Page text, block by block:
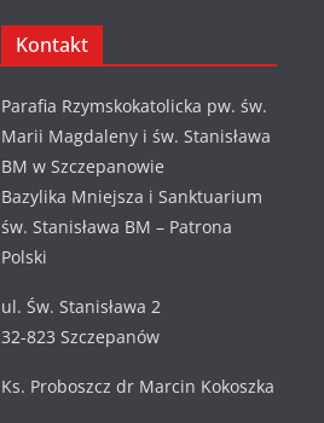
Kontakt
Parafia Rzymskokatolicka pw. św.
Marii Magdaleny i św. Stanisława
BM w Szczepanowie
Bazylika Mniejsza i Sanktuarium
św. Stanisława BM – Patrona
Polski
ul. Św. Stanisława 2
32-823 Szczepanów
Ks. Proboszcz dr Marcin Kokoszka